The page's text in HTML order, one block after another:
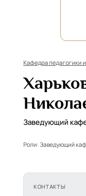
Кафедра педагогики
Заведующий
Роли:Заведующий
КОНТАКТЫ